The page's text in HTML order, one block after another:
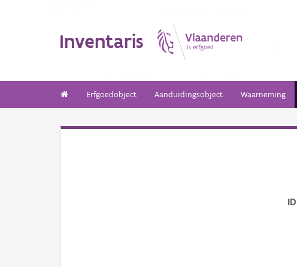
Inventaris
Erfgoedobject Aanduidingsobject Waarneming
ID